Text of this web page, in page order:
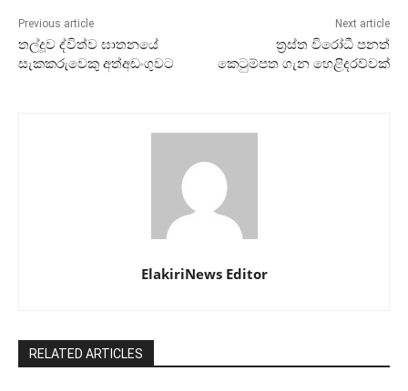
Previous article
තල්දූව ද්විත්ව ඝාතනයේ
සැකකරුවෙකු අත්අඩංගුවට
Next article
ත්‍රස්ත විරෝධී පනත්
කෙටුම්පත ගැන හෙළිදරව්වක්
ElakiriNews Editor
RELATED ARTICLES